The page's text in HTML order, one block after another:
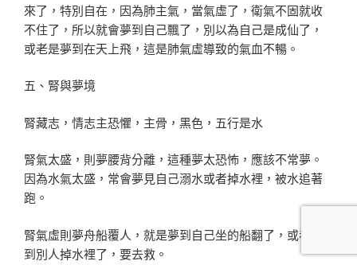
來了，特別自在，因為肺主氣，當氣虛了，衛氣不固就收
不住了，所以就會夢到自己飄了，別以為自己是成仙了，
或老是夢到在天上飛，這是肺氣虛導致的氣血不暢。
五、腎與夢境
腎藏志，情志主恐懼，主骨，黑色，五行是水
腎氣太盛，則夢腰背分離，這種夢太恐怖，應該不常夢。
因為水氣太盛，常會夢見自己溺水或者掉水裡，被水追著
跑。
腎氣虛則夢舟船覆人，就是夢到自己坐的船翻了，或者看
到別人掉水裡了，要去救。